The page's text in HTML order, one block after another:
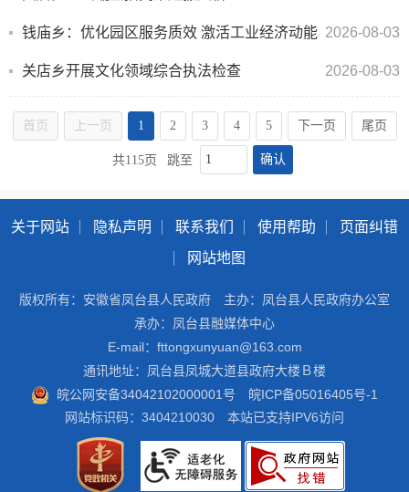
2026-08-03
钱庙乡：优化园区服务质效 激活工业经济动能
2026-08-03
关店乡开展文化领域综合执法检查
首页 上一页 1 2 3 4 5 下一页 尾页
共115页 跳至 确认
关于网站 隐私声明 联系我们 使用帮助
页面纠错
网站地图
版权所有：安徽省凤台县人民政府
主办：凤台县人民政府办公室
承办：凤台县融媒体中心
E-mail：fttongxunyuan@163.com
通讯地址：凤台县凤城大道县政府大楼Ｂ楼
皖公网安备34042102000001号
皖ICP备05016405号-1
网站标识码：3404210030
本站已支持IPV6访问